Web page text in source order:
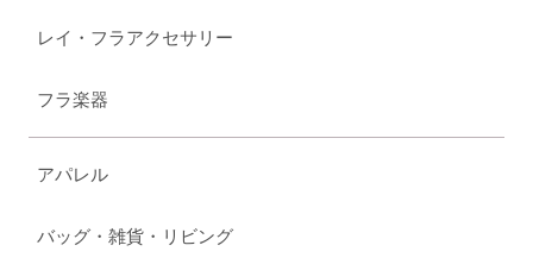
レイ・フラアクセサリー
フラ楽器
アパレル
バッグ・雑貨・リビング